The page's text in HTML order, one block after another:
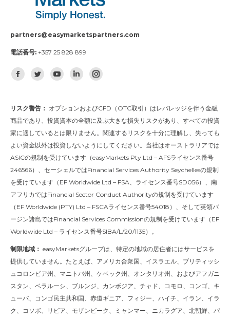
partners@easymarketspartners.com
電話番号: +357 25 828 899
Find us on:
Facebook
TwitterYouTubeLinkedinInstagram
リスク警告： オプションおよびCFD（OTC取引）はレバレッジを伴う金融
商品であり、投資資本の全額に及ぶ大きな損失リスクがあり、すべての投資
家に適しているとは限りません。関連するリスクを十分に理解し、失っても
よい資金以外は投資しないようにしてください。当社はオーストラリアでは
ASICの規制を受けています（easyMarkets Pty Ltd – AFSライセンス番号
246566）、セーシェルではFinancial Services Authority Seychellesの規制
を受けています（EF Worldwide Ltd – FSA、ライセンス番号SD056）、南
アフリカではFinancial Sector Conduct Authorityの規制を受けています
（EF Worldwide (PTY) Ltd – FSCAライセンス番号54018）、そして英領バ
ージン諸島ではFinancial Services Commissionの規制を受けています（EF
Worldwide Ltd – ライセンス番号SIBA/L/20/1135）。
制限地域： easyMarketsグループは、特定の地域の居住者にはサービスを
提供していません。たとえば、アメリカ合衆国、イスラエル、ブリティッシ
ュコロンビア州、マニトバ州、ケベック州、オンタリオ州、およびアフガニ
スタン、ベラルーシ、ブルンジ、カンボジア、チャド、コモロ、コンゴ、キ
ューバ、コンゴ民主共和国、赤道ギニア、フィジー、ハイチ、イラン、イラ
ク、コソボ、リビア、モザンビーク、ミャンマー、ニカラグア、北朝鮮、パ